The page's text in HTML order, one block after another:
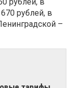
рублей, в
рублей, в
–